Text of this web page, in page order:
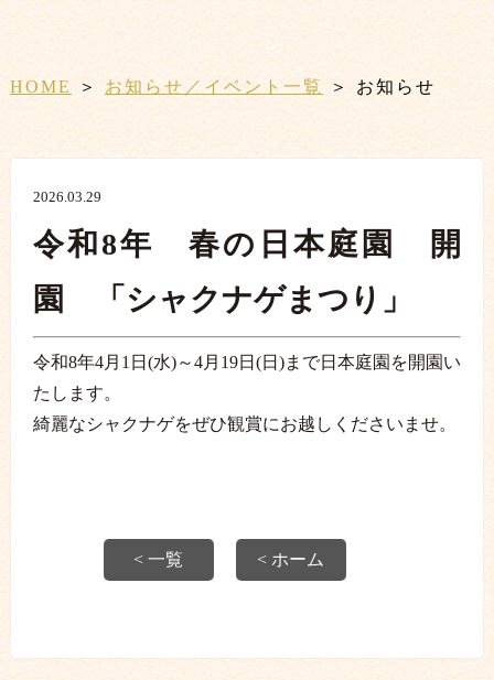
HOME ＞お知らせ／イベント一覧＞ お知らせ
2026.03.29
令和8年 春の日本庭園 開
園 「シャクナゲまつり」
令和8年4月1日(水)～4月19日(日)まで日本庭園を開園い
たします。
綺麗なシャクナゲをぜひ観賞にお越しくださいませ。
< 一覧 < ホーム